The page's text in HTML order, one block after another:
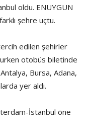
oldu. ENUYGUN
şehre uçtu.
edilen şehirler
otobüs biletinde
Bursa, Adana,
yer aldı.
İstanbul öne